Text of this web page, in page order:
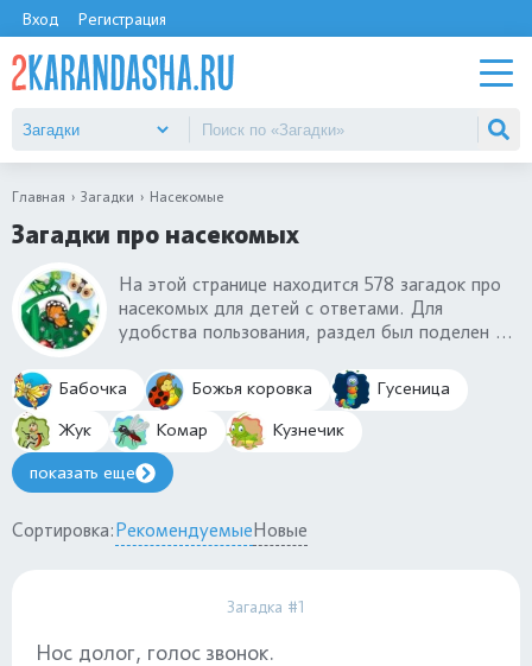
Вход Регистрация
Главная Загадки Насекомые
Загадки про насекомых
На этой странице находится 578 загадок про
насекомых для детей с ответами. Для
удобства пользования, раздел был поделен на
другие. Загадки про насекомых подходят для
детей разного возраста: 3-4 года, 5-6 лет и
даже первоклашек (7 лет). Добрые загадки,
которые познакомят с миром насекомых юных
натуралистов.
Бабочка Божья коровка
Гусеница
Жук
Комар
Кузнечик
показать еще
Сортировка:РекомендуемыеНовые
Загадка #1
Нос долог, голос звонок.